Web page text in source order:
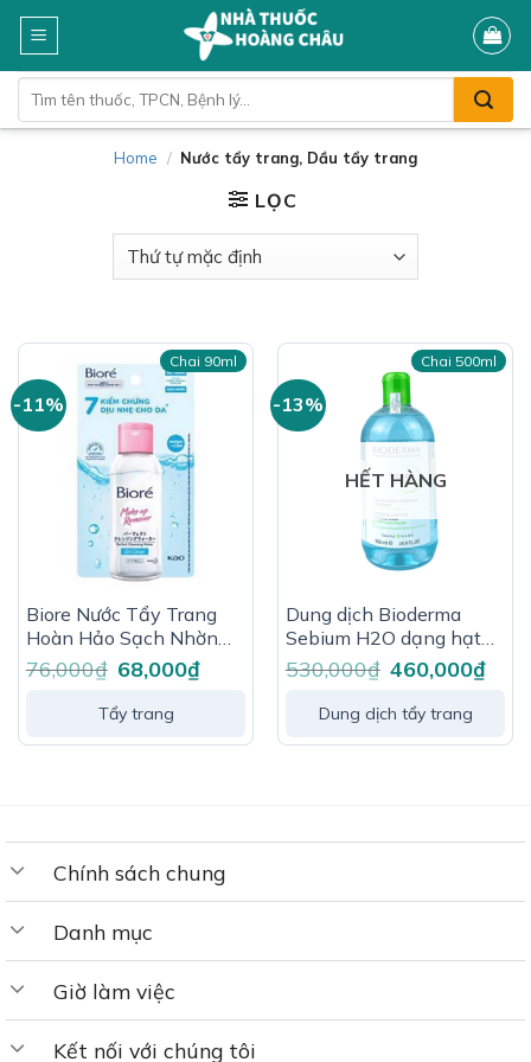
Skip
content
kiếm:
Home / Nước tẩy trang, Dầu tẩy trang
LỌC
-11%
Chai 90ml
Biore Nước Tẩy Trang
Hoàn Hảo Sạch Nhờn
90ml
76,000₫ Giá
gốc
76,000₫.
68,000₫Giá
hiện
Tẩy trang
-13%
Chai 500ml
HẾT HÀNG
Dung dịch Bioderma
Sebium H2O dạng hạt
mixen (micelle) dùng tẩy
trang dành cho da hỗn
hợp, da dầu
530,000₫ Giá
gốc
530,000₫.
460,000₫Giá
hiện
Dung dịch tẩy trang
Chính sách chung
Danh mục
Giờ làm việc
Kết nối với chúng tôi